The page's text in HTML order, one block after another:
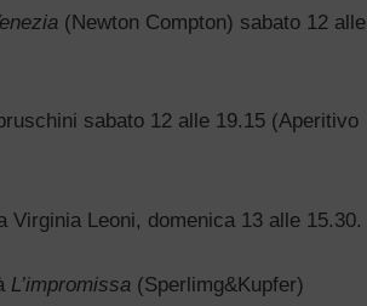
(Newton Compton) sabato 12 alle
sabato 12 alle 19.15 (Aperitivo
Virginia Leoni, domenica 13 alle 15.30.
L’impromissa (Sperlimg&Kupfer)